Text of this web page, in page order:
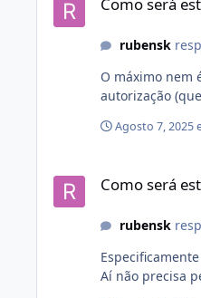
rubensk
O máximo nem
autorização
Agosto 7, 2025
Como será
rubensk
Aí não precisa